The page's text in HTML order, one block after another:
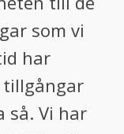
som vi
har
tillgångar
så. Vi har